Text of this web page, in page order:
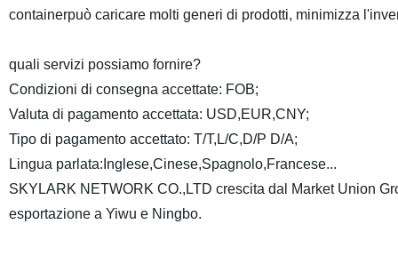
containerpuò caricare molti generi di prodotti, minimizza
quali servizi possiamo fornire?
Condizioni di consegna accettate: FOB;
Valuta di pagamento accettata: USD,EUR,CNY;
Tipo di pagamento accettato: T/T,L/C,D/P D/A;
Lingua parlata:Inglese,Cinese,Spagnolo,Francese...
SKYLARK NETWORK CO.,LTD crescita dal Market Union
esportazione a Yiwu e Ningbo.